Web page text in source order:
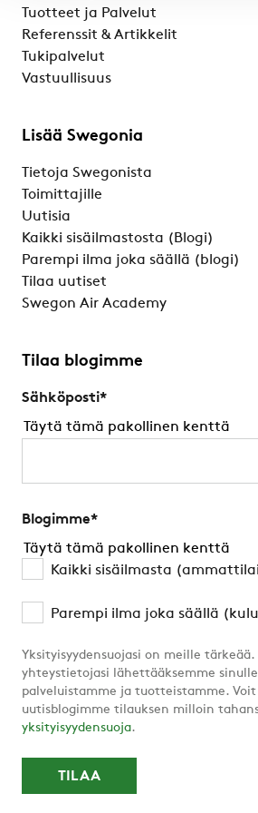
Tuotteet ja Palvelut
Referenssit & Artikkelit
Tukipalvelut
Vastuullisuus
Lisää Swegonia
Tietoja Swegonista
Toimittajille
Uutisia
Kaikki sisäilmastosta (Blogi)
Parempi ilma joka säällä (blogi)
Tilaa uutiset
Swegon Air Academy
Tilaa blogimme
Sähköposti*
Täytä tämä pakollinen kenttä
Blogimme*
Täytä tämä pakollinen kenttä
Kaikki sisäilmasta
Parempi ilma joka säällä
Yksityisyydensuojasi on meille
yhteystietojasi lähettääksemme
palveluistamme ja tuotteistamme.
uutisblogimme tilauksen milloin
yksityisyydensuoja.